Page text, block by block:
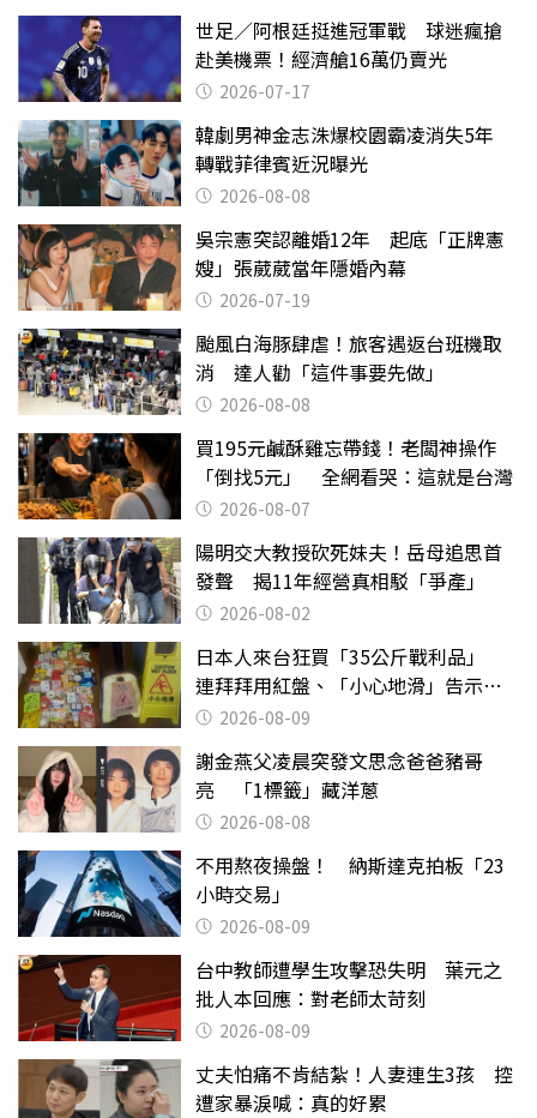
世足／阿根廷挺進冠軍戰 球迷瘋搶
赴美機票！經濟艙16萬仍賣光
2026-07-17
韓劇男神金志洙爆校園霸凌消失5年
轉戰菲律賓近況曝光
2026-08-08
吳宗憲突認離婚12年 起底「正牌憲
嫂」張葳葳當年隱婚內幕
2026-07-19
颱風白海豚肆虐！旅客遇返台班機取
消 達人勸「這件事要先做」
2026-08-08
買195元鹹酥雞忘帶錢！老闆神操作
「倒找5元」 全網看哭：這就是台灣
2026-08-07
陽明交大教授砍死妹夫！岳母追思首
發聲 揭11年經營真相駁「爭產」
2026-08-02
日本人來台狂買「35公斤戰利品」
連拜拜用紅盤、「小心地滑」告示牌
也帶回家
2026-08-09
謝金燕父凌晨突發文思念爸爸豬哥
亮 「1標籤」藏洋蔥
2026-08-08
不用熬夜操盤！ 納斯達克拍板「23
小時交易」
2026-08-09
台中教師遭學生攻擊恐失明 葉元之
批人本回應：對老師太苛刻
2026-08-09
丈夫怕痛不肯結紮！人妻連生3孩 控
遭家暴淚喊：真的好累